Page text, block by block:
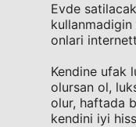
Evde
onlari
Kendine ufak
olursan ol,
olur, haftada
kendini iyi